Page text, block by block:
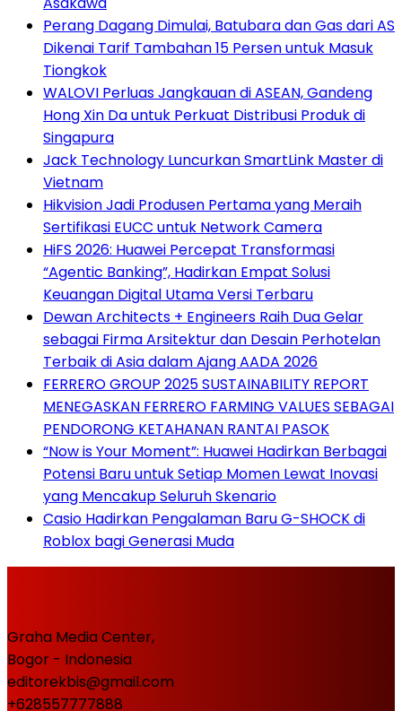
Perang Dagang Dimulai, Batubara dan Gas dari AS
Dikenai Tarif Tambahan 15 Persen untuk Masuk
Tiongkok
WALOVI Perluas Jangkauan di ASEAN, Gandeng
Hong Xin Da untuk Perkuat Distribusi Produk di
Singapura
Jack Technology Luncurkan SmartLink Master di
Vietnam
Hikvision Jadi Produsen Pertama yang Meraih
Sertifikasi EUCC untuk Network Camera
HiFS 2026: Huawei Percepat Transformasi
“Agentic Banking”, Hadirkan Empat Solusi
Keuangan Digital Utama Versi Terbaru
Dewan Architects + Engineers Raih Dua Gelar
sebagai Firma Arsitektur dan Desain Perhotelan
Terbaik di Asia dalam Ajang AADA 2026
FERRERO GROUP 2025 SUSTAINABILITY REPORT
MENEGASKAN FERRERO FARMING VALUES SEBAGAI
PENDORONG KETAHANAN RANTAI PASOK
“Now is Your Moment”: Huawei Hadirkan Berbagai
Potensi Baru untuk Setiap Momen Lewat Inovasi
yang Mencakup Seluruh Skenario
Casio Hadirkan Pengalaman Baru G-SHOCK di
Roblox bagi Generasi Muda
Graha Media Center,
Bogor - Indonesia
editorekbis@gmail.com
+628557777888